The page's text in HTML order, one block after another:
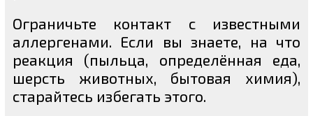
Ограничьте контакт с известными
аллергенами. Если вы знаете, на что
реакция (пыльца, определённая еда,
шерсть животных, бытовая химия),
старайтесь избегать этого.